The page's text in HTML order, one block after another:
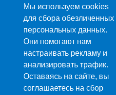
ПРОИЗВОДСТВО ПЛАСТМАССОВЫХ ИЗДЕЛИЙ
+7 (495) 989-29-95
+7 (800) 505-59-55
Мы используем cookies
для сбора обезличенных
персональных данных.
Они помогают нам
настраивать рекламу и
анализировать трафик.
Оставаясь на сайте, вы
соглашаетесь на сбор